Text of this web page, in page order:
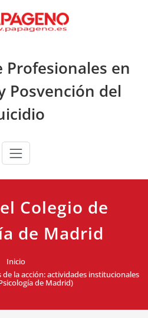
Profesionales en
Posvención del
Colegio de
de Madrid
Inicio
la acción: actividades institucionales
de Madrid)